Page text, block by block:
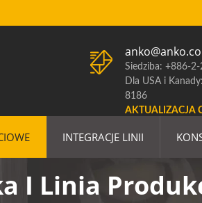
Siedziba: +886-
Dla USA i
8186
AKTUALIZACJA
INTEGRACJE LINII
I Linia